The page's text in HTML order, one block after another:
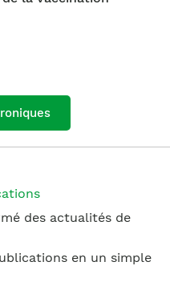
des actualités de
en un simple